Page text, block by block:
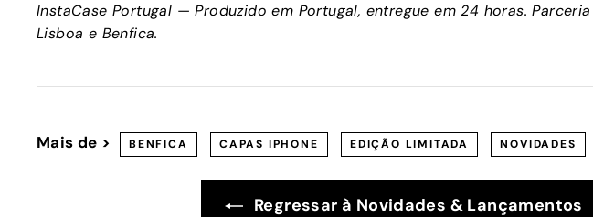
InstaCase Portugal — Produzido em Portugal, entregue em 24 horas.
Lisboa e Benfica.
Mais de > BENFICA CAPAS IPHONE EDIÇÃO LIMITADA NOVIDADES
Regressar à Novidades & Lançamentos